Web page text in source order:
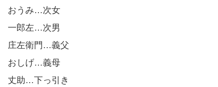
おうみ…次女
一郎左…次男
庄左衛門…義父
おしげ…義母
丈助…下っ引き